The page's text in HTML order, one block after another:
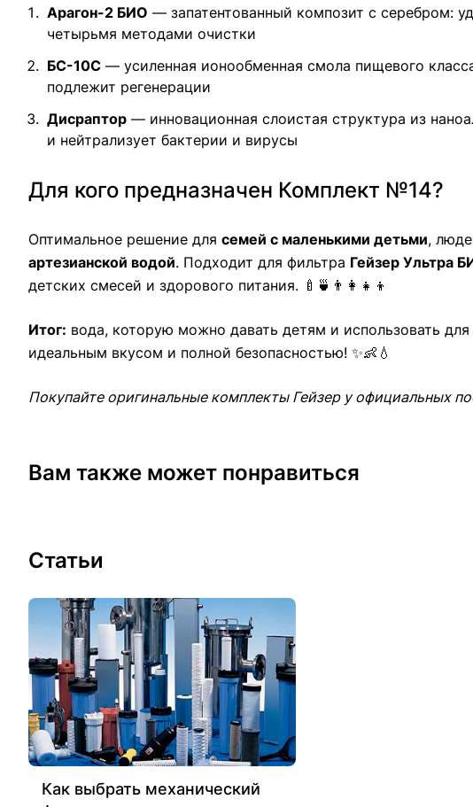
Арагон-2 БИО — запатентованный композит с серебром:
четырьмя методами очистки
БС-10С — усиленная ионообменная смола пищевого
подлежит регенерации
Дисраптор — инновационная слоистая структура из
и нейтрализует бактерии и вирусы
Для кого предназначен Комплект №14?
Оптимальное решение для семей с маленькими детьми,
артезианской водой. Подходит для фильтра Гейзер Ультра
детских смесей и здорового питания. 🍼🍵👨‍👩‍👧‍👦
Итог: вода, которую можно давать детям и использовать
идеальным вкусом и полной безопасностью! ✨👶💧
Покупайте оригинальные комплекты Гейзер у официальных
Вам также может понравиться
Статьи
Как выбрать механический